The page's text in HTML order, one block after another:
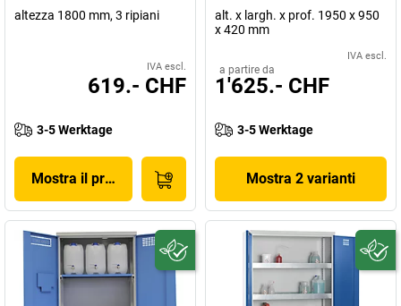
altezza 1800 mm, 3 ripiani
IVA escl.
619.- CHF
3-5 Werktage
Mostra il prodotto
alt. x largh. x prof. 1950 x 950
x 420 mm
IVA escl.
a partire da
1'625.- CHF
3-5 Werktage
Mostra 2 varianti